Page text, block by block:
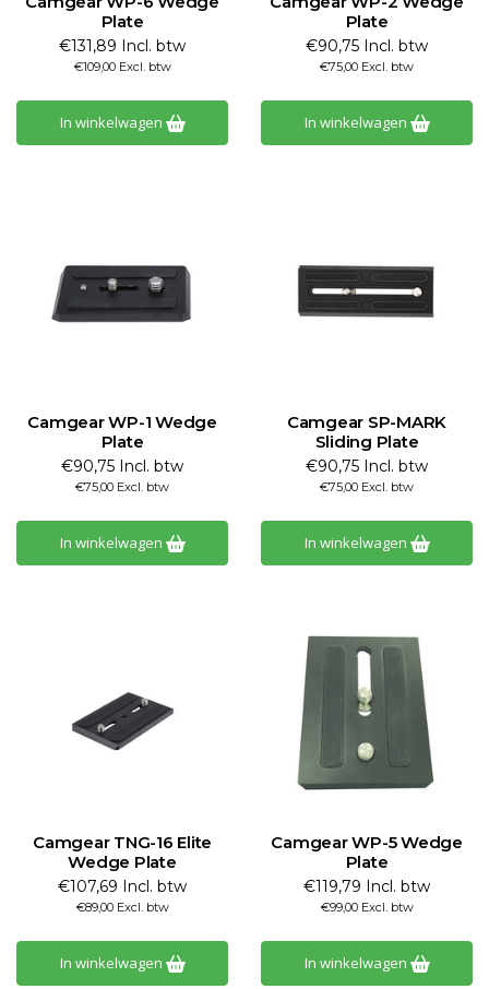
Plate
€131,89 Incl. btw
€109,00 Excl. btw
In winkelwagen
Plate
€90,75 Incl. btw
€75,00 Excl. btw
In winkelwagen
Camgear WP-1 Wedge
Plate
€90,75 Incl. btw
€75,00 Excl. btw
In winkelwagen
Camgear SP-MARK
Sliding Plate
€90,75 Incl. btw
€75,00 Excl. btw
In winkelwagen
Camgear TNG-16 Elite
Wedge Plate
€107,69 Incl. btw
€89,00 Excl. btw
In winkelwagen
Camgear WP-5 Wedge
Plate
€119,79 Incl. btw
€99,00 Excl. btw
In winkelwagen